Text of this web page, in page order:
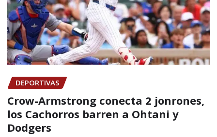
DEPORTIVAS
Crow-Armstrong conecta 2 jonrones,
los Cachorros barren a Ohtani y
Dodgers